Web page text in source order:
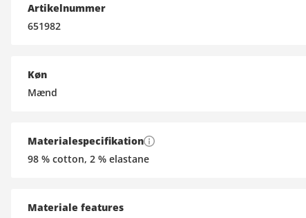
Artikelnummer
651982
Køn
Mænd
Materialespecifikation
98 % cotton, 2 % elastane
Materiale features